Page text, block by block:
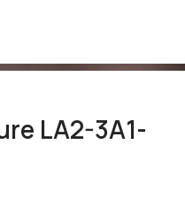
LA2-3A1-